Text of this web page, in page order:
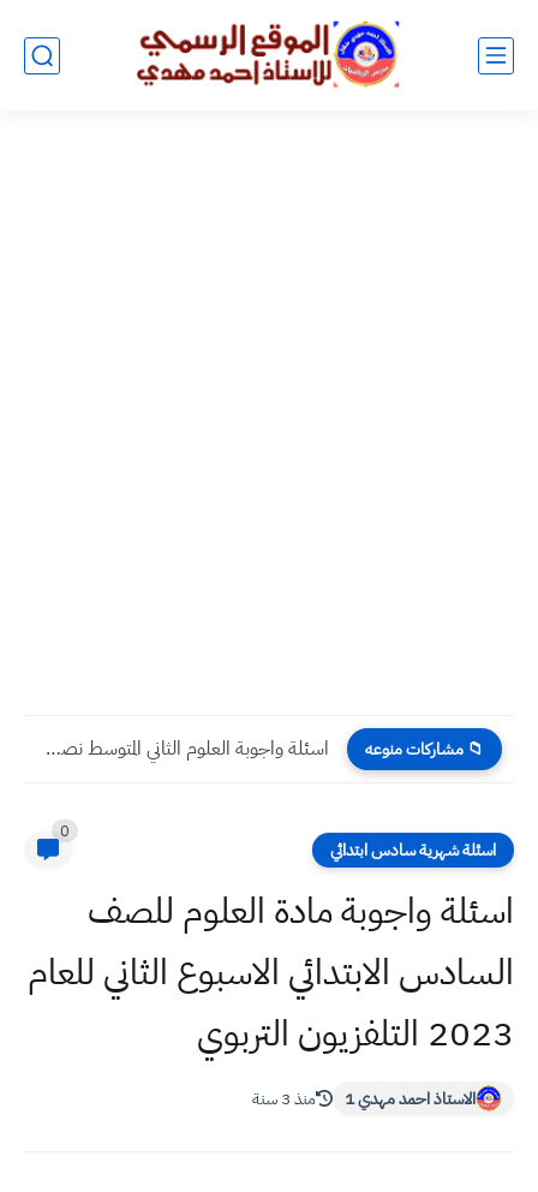
📁 مشاركات منوعه اسئلة واجوبة العلوم الثاني المتوسط نصف السنة 2023
اسئلة شهرية سادس ابتدائي
0
اسئلة واجوبة مادة العلوم للصف
السادس الابتدائي الاسبوع الثاني للعام
2023 التلفزيون التربوي
الاستاذ احمد مهدي 1 منذ 3 سنة